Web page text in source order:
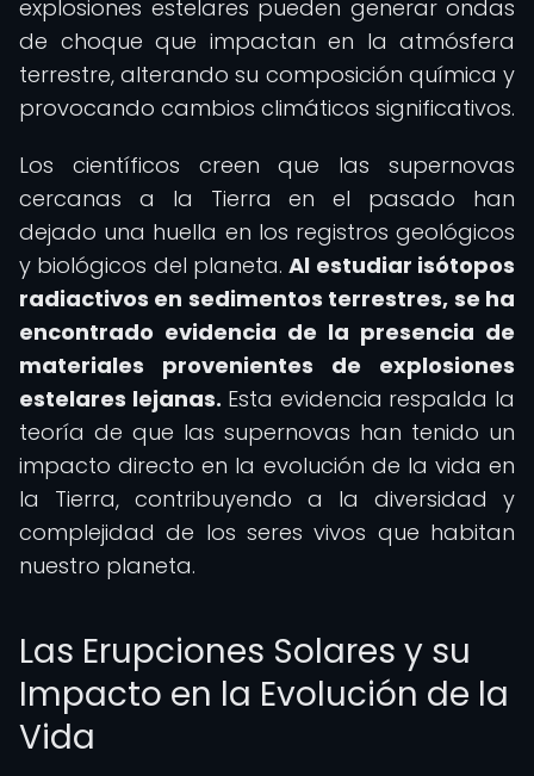
explosiones estelares pueden generar ondas
de choque que impactan en la atmósfera
terrestre, alterando su composición química y
provocando cambios climáticos significativos.
Los científicos creen que las supernovas
cercanas a la Tierra en el pasado han
dejado una huella en los registros geológicos
y biológicos del planeta.Al estudiar isótopos
radiactivos en sedimentos terrestres, se ha
encontrado evidencia de la presencia de
materiales provenientes de explosiones
estelares lejanas. Esta evidencia respalda la
teoría de que las supernovas han tenido un
impacto directo en la evolución de la vida en
la Tierra, contribuyendo a la diversidad y
complejidad de los seres vivos que habitan
nuestro planeta.
Las Erupciones Solares y su
Impacto en la Evolución de la
Vida